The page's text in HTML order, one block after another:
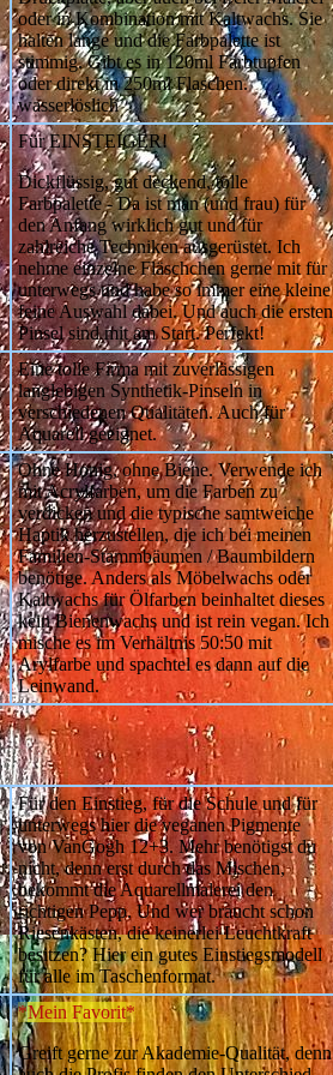
oder in Kombination mit Kaltwachs. Sie
halten lange und die Farbpalette ist
stimmig. Gibt es in 120ml Farbtupfen
oder direkt in 250ml Flaschen.
wasserlöslich
Für EINSTEIGER!
Dickflüssig, gut deckend, tolle
Farbpalette - Da ist man (und frau) für
den Anfang wirklich gut und für
zahlreiche Techniken ausgerüstet. Ich
nehme einzelne Fläschchen gerne mit für
unterwegs und habe so immer eine kleine
feine Auswahl dabei. Und auch die ersten
Pinsel sind mit am Start. Perfekt!
Eine tolle Firma mit zuverlässigen
langlebigen Synthetik-Pinseln in
verschiedenen Qualitäten. Auch für
Aquarell geeignet.
Ohne Honig, ohne Biene. Verwende ich
mit Acrylfarben, um die Farben zu
verdicken und die typische samtweiche
Haptik herzustellen, die ich bei meinen
Familien-Stammbäumen / Baumbildern
benötige. Anders als Möbelwachs oder
Kaltwachs für Ölfarben beinhaltet dieses
kein Bienenwachs und ist rein vegan. Ich
mische es im Verhältnis 50:50 mit
Arylfarbe und spachtel es dann auf die
Leinwand.
Für den Einstieg, für die Schule und für
unterwegs hier die veganen Pigmente
von VanGogh 12+3. Mehr benötigst du
nicht, denn erst durch das Mischen,
bekommt die Aquarellmalerei den
richtigen Pepp. Und wer braucht schon
Riesenkästen, die keinerlei Leuchtkraft
besitzen? Hier ein gutes Einstiegsmodell
für alle im Taschenformat.
*Mein Favorit*
Greift gerne zur Akademie-Qualität, denn